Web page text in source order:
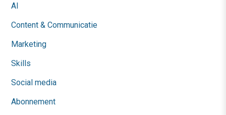
AI
Content & Communicatie
Marketing
Skills
Social media
Abonnement